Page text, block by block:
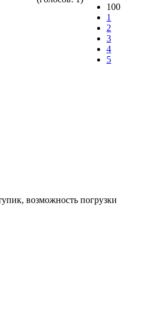
100
1
2
3
4
5
возможность погрузки